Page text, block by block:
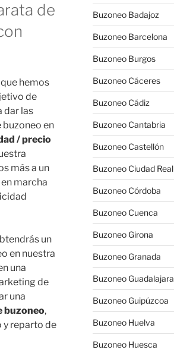
de
hemos
de
dar las
buzoneo en
/ precio
más a un
marcha
un
en nuestra
una
de
una
buzoneo,
y reparto de
Buzoneo Badajoz
Buzoneo Barcelona
Buzoneo Burgos
Buzoneo Cáceres
Buzoneo Cádiz
Buzoneo Cantabria
Buzoneo Castellón
Buzoneo Ciudad Real
Buzoneo Córdoba
Buzoneo Cuenca
Buzoneo Girona
Buzoneo Granada
Buzoneo Guadalajara
Buzoneo Guipúzcoa
Buzoneo Huelva
Buzoneo Huesca